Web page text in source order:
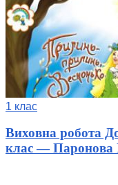
1 клас
Виховна робота
клас — Паронова